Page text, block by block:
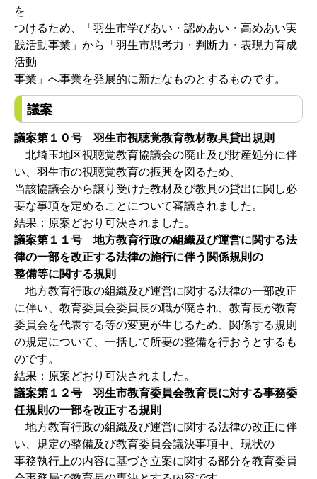
を
つけるため、「羽生市学びあい・認めあい・高めあい実
践活動事業」から「羽生市思考力・判断力・表現力育成
活動
事業」へ事業を発展的に新たなものとするものです。
議案
議案第１０号 羽生市視聴覚教育教材教具貸出規則
北埼玉地区視聴覚教育協議会の廃止及び財産処分に伴
い、羽生市の視聴覚教育の振興を図るため、
当該協議会から譲り受けた教材及び教具の貸出に関し必
要な事項を定めることについて審議されました。
結果：原案どおり可決されました。
議案第１１号 地方教育行政の組織及び運営に関する法
律の一部を改正する法律の施行に伴う関係規則の
整備等に関する規則
地方教育行政の組織及び運営に関する法律の一部改正
に伴い、教育委員会委員長の職が廃され、教育長が教育
委員会を代表する等の変更が生じるため、関係する規則
の規定について、一括して所要の整備を行おうとするも
のです。
結果：原案どおり可決されました。
議案第１２号 羽生市教育委員会教育長に対する事務委
任規則の一部を改正する規則
地方教育行政の組織及び運営に関する法律の改正に伴
い、規定の整備及び教育委員会議決事項中、現状の
事務執行上の内容に基づき立案に関する部分を教育委員